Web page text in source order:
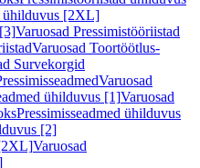
ühilduvus [2XL]
Varuosad Pressimistööriistad
Varuosad Toortöötlus-
Survekorgid
Varuosad
ühilduvus [1]Varuosad
Pressimisseadmed ühilduvus
[2]
Varuosad